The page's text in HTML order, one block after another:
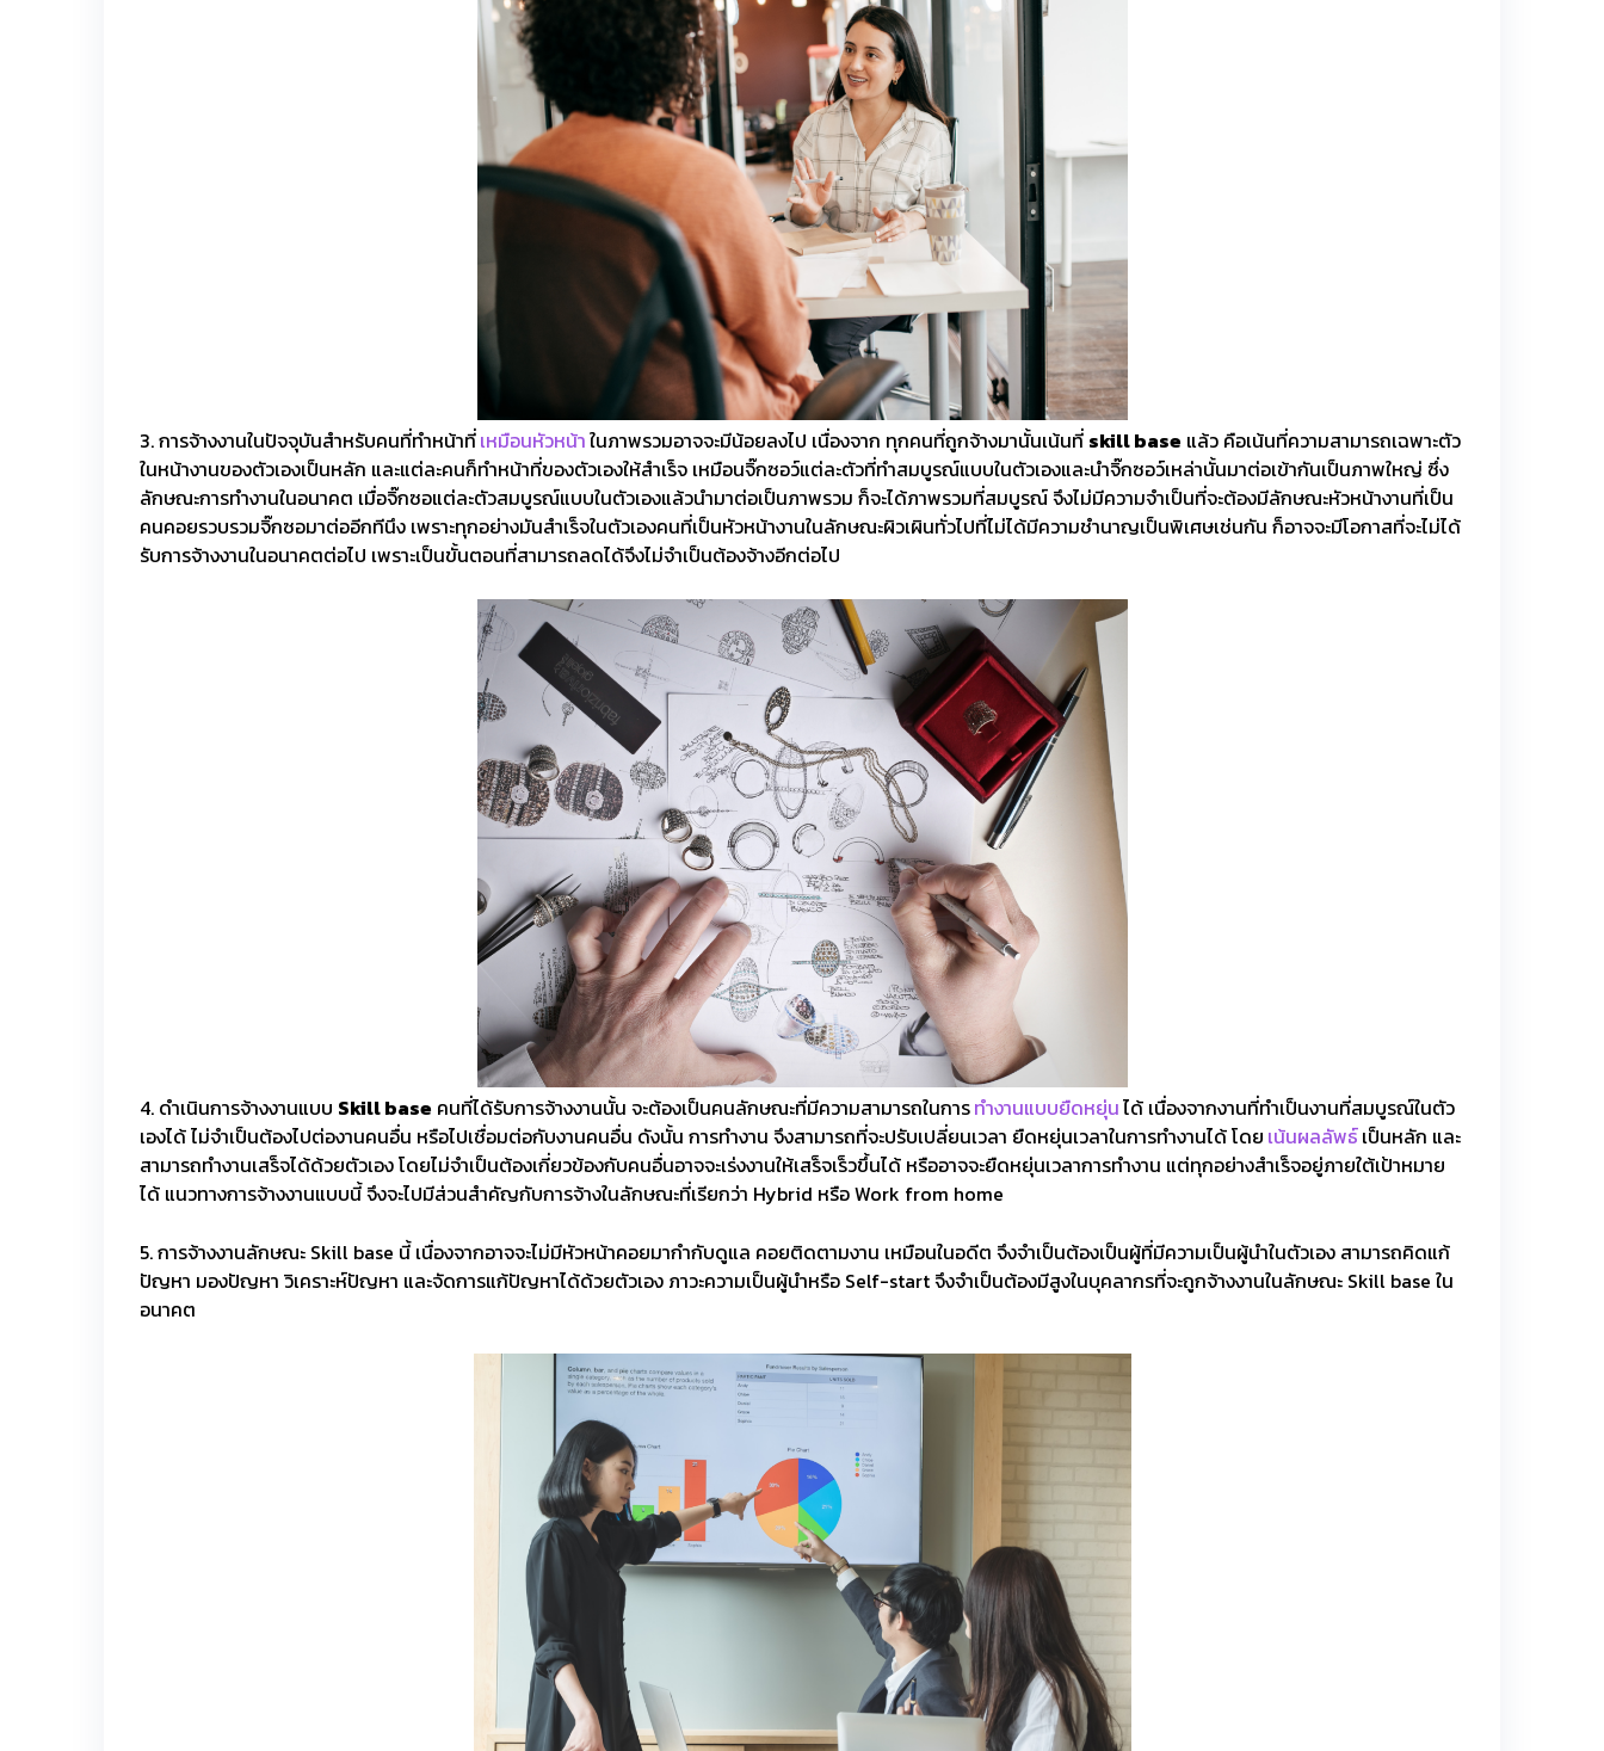
3. การจ้างงานในปัจจุบันสำหรับคนที่ทำหน้าที่เหมือนหัวหน้าในภาพรวมอาจจะมีน้อยลงไป เนื่องจาก ทุกคนที่ถูกจ้างมานั้นเน้นที่ skill base แล้ว คือเน้นที่ความสามารถเฉพาะตัว
ในหน้างานของตัวเองเป็นหลัก และแต่ละคนก็ทำหน้าที่ของตัวเองให้สำเร็จ เหมือนจิ๊กซอว์แต่ละตัวที่ทำสมบูรณ์แบบในตัวเองและนำจิ๊กซอว์เหล่านั้นมาต่อเข้ากันเป็นภาพใหญ่ ซึ่ง
ลักษณะการทำงานในอนาคต เมื่อจิ๊กซอแต่ละตัวสมบูรณ์แบบในตัวเองแล้วนำมาต่อเป็นภาพรวม ก็จะได้ภาพรวมที่สมบูรณ์ จึงไม่มีความจำเป็นที่จะต้องมีลักษณะหัวหน้างานที่เป็น
คนคอยรวบรวมจิ๊กซอมาต่ออีกทีนึง เพราะทุกอย่างมันสำเร็จในตัวเองคนที่เป็นหัวหน้างานในลักษณะผิวเผินทั่วไปที่ไม่ได้มีความชำนาญเป็นพิเศษเช่นกัน ก็อาจจะมีโอกาสที่จะไม่ได้
รับการจ้างงานในอนาคตต่อไป เพราะเป็นขั้นตอนที่สามารถลดได้จึงไม่จำเป็นต้องจ้างอีกต่อไป
4. ดำเนินการจ้างงานแบบ Skill base คนที่ได้รับการจ้างงานนั้น จะต้องเป็นคนลักษณะที่มีความสามารถในการทำงานแบบยืดหยุ่นได้ เนื่องจากงานที่ทำเป็นงานที่สมบูรณ์ในตัว
เองได้ ไม่จำเป็นต้องไปต่องานคนอื่น หรือไปเชื่อมต่อกับงานคนอื่น ดังนั้น การทำงาน จึงสามารถที่จะปรับเปลี่ยนเวลา ยืดหยุ่นเวลาในการทำงานได้ โดย เน้นผลลัพธ์เป็นหลัก และ
สามารถทำงานเสร็จได้ด้วยตัวเอง โดยไม่จำเป็นต้องเกี่ยวข้องกับคนอื่นอาจจะเร่งงานให้เสร็จเร็วขึ้นได้ หรืออาจจะยืดหยุ่นเวลาการทำงาน แต่ทุกอย่างสำเร็จอยู่ภายใต้เป้าหมาย
ได้ แนวทางการจ้างงานแบบนี้ จึงจะไปมีส่วนสำคัญกับการจ้างในลักษณะที่เรียกว่า Hybrid หรือ Work from home
5. การจ้างงานลักษณะ Skill base นี้ เนื่องจากอาจจะไม่มีหัวหน้าคอยมากำกับดูแล คอยติดตามงาน เหมือนในอดีต จึงจำเป็นต้องเป็นผู้ที่มีความเป็นผู้นำในตัวเอง สามารถคิดแก้
ปัญหา มองปัญหา วิเคราะห์ปัญหา และจัดการแก้ปัญหาได้ด้วยตัวเอง ภาวะความเป็นผู้นำหรือ Self-start จึงจำเป็นต้องมีสูงในบุคลากรที่จะถูกจ้างงานในลักษณะ Skill base ใน
อนาคต